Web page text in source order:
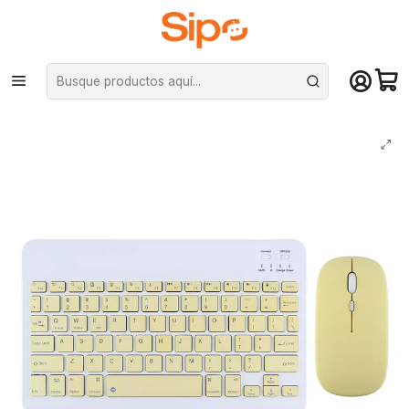
¡Compra hasta mediodía y recibe hoy! De lunes a sábado en el gran
Santiago. Envío gratis desde $29.990
Inicio Computación y Gamers Teclados De membrana
Kit Teclado Bluetooth Recargable + Mouse Bluetooth